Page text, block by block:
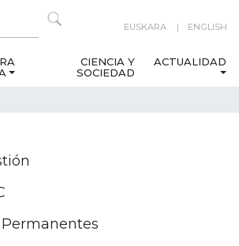
EUSKARA ENGLISH
CIENCIA Y
SOCIEDAD
ACTUALIDAD